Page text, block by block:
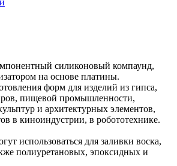
силиконовый компаунд,
на основе платины.
форм для изделий из гипса,
пищевой промышленности,
и архитектурных элементов,
в киноиндустрии, в робототехнике.
использоваться для заливки воска,
полиуретановых, эпоксидных и